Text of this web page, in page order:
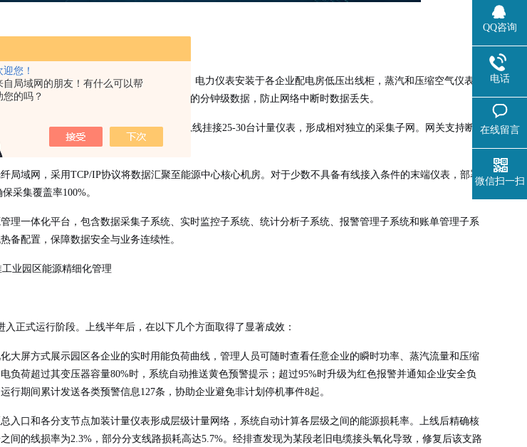
迎您！
自局域网的朋友！有什么可以帮
您的吗？
能设备层级安装智能计量仪表共计156台。电力仪表安装于各企业配电房低压出线柜，蒸汽和压缩空气仪表
具备本地数据存储功能，可保存最近60天的分钟级数据，防止网络中断时数据丢失。
功能数据采集网关，每台网关通过RS485总线挂接25-30台计量仪表，形成相对独立的采集子网。网关支持断
未成功上传的数据包。
局域网，采用TCP/IP协议将数据汇聚至能源中心核心机房。对于少数不具备有线接入条件的末端仪表，部署
采集覆盖率100%。
理一体化平台，包含数据采集子系统、实时监控子系统、统计分析子系统、报警管理子系统和账单管理子系
备配置，保障数据安全与业务连续性。
入正式运行阶段。上线半年后，在以下几个方面取得了显著成效：
化大屏方式展示园区各企业的实时用能负荷曲线，管理人员可随时查看任意企业的瞬时功率、蒸汽流量和压缩
负荷超过其变压器容量80%时，系统自动推送黄色预警提示；超过95%时升级为红色报警并通知企业安全负
行期间累计发送各类预警信息127条，协助企业避免非计划停机事件8起。
入口和各分支节点加装计量仪表形成层级计量网络，系统自动计算各层级之间的能源损耗率。上线后精确核
间的线损率为2.3%，部分分支线路损耗高达5.7%。经排查发现为某段老旧电缆接头氧化导致，修复后该支路
QQ咨询
电话
在线留言
微信扫一扫